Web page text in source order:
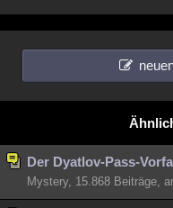
Der Dyatlov-Pass-
Mystery, 15.868 Beiträge,